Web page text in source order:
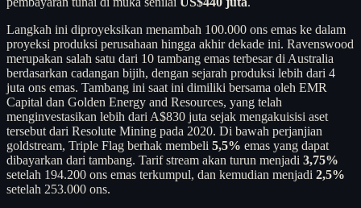
Langkah ini diproyeksikan menambah 100.000 ons emas ke dalam
proyeksi produksi perusahaan hingga akhir dekade ini. Ravenswood
merupakan salah satu dari 10 tambang emas terbesar di Australia
berdasarkan cadangan bijih, dengan sejarah produksi lebih dari 4
juta ons emas. Tambang ini saat ini dimiliki bersama oleh EMR
Capital dan Golden Energy and Resources, yang telah
menginvestasikan lebih dari A$830 juta sejak mengakuisisi aset
tersebut dari Resolute Mining pada 2020. Di bawah perjanjian
goldstream, Triple Flag berhak membeli 5,5% emas yang dapat
dibayarkan dari tambang. Tarif stream akan turun menjadi 3,75%
setelah 194.200 ons emas terkumpul, dan kemudian menjadi 2,5%
setelah 253.000 ons.